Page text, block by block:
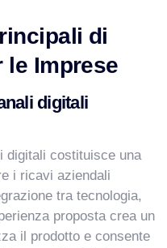
di
le Imprese
digitali
digitali costituisce una
i ricavi aziendali
tra tecnologia,
proposta crea un
il prodotto e consente